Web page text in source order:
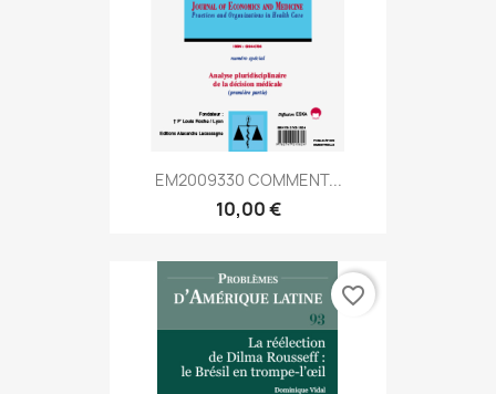
EM2009330 COMMENT...
10,00 €
favorite_border